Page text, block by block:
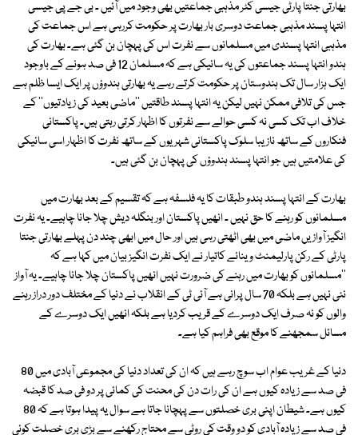
بھارتی جنتا پارٹی جیسی کٹر مذہبی جماعتیں بھی وجود میں آئیں ۔ بی جے پی جیسی
انتہا پسند مذہبی جماعت دوسری بار بھارت پر حکومت کررہی ہے اس جماعت کی
مذہبی انتہا پسندی میں مسلمانوں سے نفرت اس کی پہچان بن گئی ہے۔ بھارت کی
ہندو انتہا پسند جماعتوں کی یہ سائیکی ہے کہ مسلمان 12 فی صد ہونے کے باوجود
ایک ہزار سال تک ہندوستان پر حکومت کرتے رہے یہ بھارتی ہندوؤں پر ایک ایسا ظلم ہے
جس کی تلافی ممکن نہیں لیکن یہ انتہا پسند طاقتیں ''ماضی بعید کی زیادتیوں'' کے
خلاف اب تک کسی نہ کسی حوالے سے نفرتوں کا اظہار کرتی رہتی ہیں۔ پاکستانی
فنکاروں کے ساتھ نازیبا سلوک پاکستانی شہریوں کے ساتھ نفرت کا اظہار اسی سائیکی
کی علامتیں ہیں جو انتہا پسند ہندوؤں کی پہچان بن گئی ہیں۔
بھارت کے انتہا پسند ہندو طبقات کا یہ فلسفہ ہے کہ تقسیم کے بعد بھارت میں
مسلمانوں کو رہنے کا حق نہیں ۔ انھیں پاکستان اور بنگلہ دیش چلا جانا چاہیے۔ یہ نفرت
انگیز آوازیں ماضی میں بھی اٹھتی رہی ہیں اور حال میں ابھی چند دن پہلے بھارتی جنتا
پارٹی کے رکن پارلیمنٹ وینائے کاتیار نے ایک نفرت انگیز بیان میں کہا ہے کہ
''مسلمانوں کو بھارت میں رہنے کی ضرورت نہیں انھیں پاکستان چلا جانا چاہیے۔ یہ آواز
نئی نہیں ہے بلکہ 70 سال پرانی ہے آئی ٹی کے انقلاب نے دنیا کے مختلف دور دراز رہنے
والوں کو نہ صرف ایک دوسرے کے قریب کردیا ہے بلکہ انھیں ایک دوسرے کے
مسائل سمجھنے کا موقع بھی فراہم کیا ہے۔
دنیا کے غریب عوام اب سوچ رہے ہیں کہ ان کی تعداد دنیا کی مجموعی آبادی میں 80
فی صد سے زیادہ کیوں ہے ان کی رات دن کی محنت کی کمائی پر دو فی صد کا قبضہ
کیوں ہے۔ شیطان اپنی بری خصلتوں سے پہچانا جاتا ہے سوال یہ پیدا ہوتا ہے کہ 80
فی صد سے زیادہ آبادی کو دو وقت کی روٹی سے محتاج رکھنے سے بڑی بری خصلت کوئی